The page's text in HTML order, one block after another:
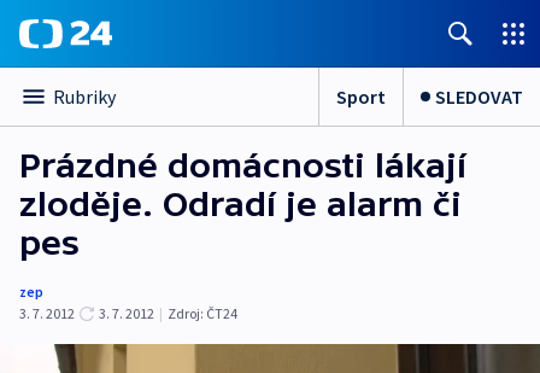
Rubriky Sport SLEDOVAT
Prázdné domácnosti lákají
zloděje. Odradí je alarm či
pes
zep
3. 7. 2012
3. 7. 2012 | Zdroj: ČT24